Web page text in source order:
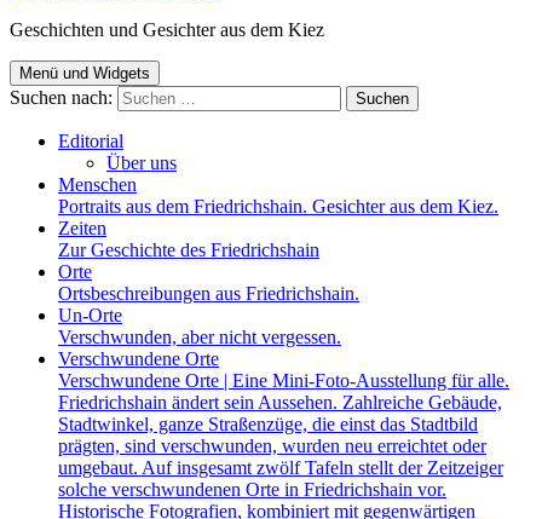
Geschichten und Gesichter aus dem Kiez
Menü und Widgets
Suchen nach:
Editorial
Über uns
Menschen
Portraits aus dem Friedrichshain. Gesichter aus dem Kiez.
Zeiten
Zur Geschichte des Friedrichshain
Orte
Ortsbeschreibungen aus Friedrichshain.
Un-Orte
Verschwunden, aber nicht vergessen.
Verschwundene Orte
Verschwundene Orte | Eine Mini-Foto-Ausstellung für alle.
Friedrichshain ändert sein Aussehen. Zahlreiche Gebäude,
Stadtwinkel, ganze Straßenzüge, die einst das Stadtbild
prägten, sind verschwunden, wurden neu erreichtet oder
umgebaut. Auf insgesamt zwölf Tafeln stellt der Zeitzeiger
solche verschwundenen Orte in Friedrichshain vor.
Historische Fotografien, kombiniert mit gegenwärtigen